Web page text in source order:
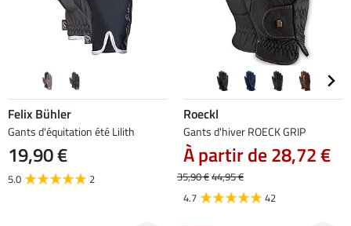
Felix Bühler
Gants d'équitation été Lilith
19,90 €
5.0 2
Roeckl
Gants d'hiver ROECK GRIP
À partir de 28,72 €
35,90 €44,95 €
4.7
42